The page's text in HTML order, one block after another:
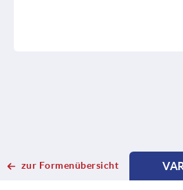
zur Formenübersicht